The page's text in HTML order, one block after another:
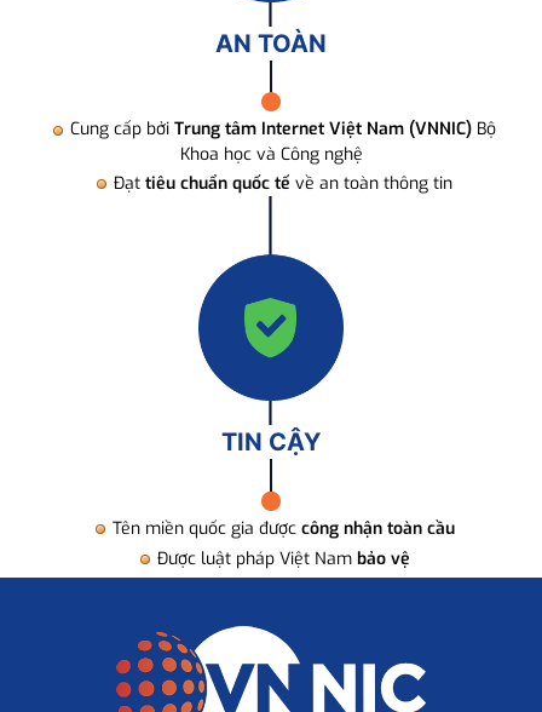
AN TOÀN
Cung cấp bởi Trung tâm Internet Việt Nam (VNNIC) Bộ
Khoa học và Công nghệ
Đạt tiêu chuẩn quốc tế về an toàn thông tin
TIN CẬY
Tên miền quốc gia được công nhận toàn cầu
Được luật pháp Việt Nam bảo vệ